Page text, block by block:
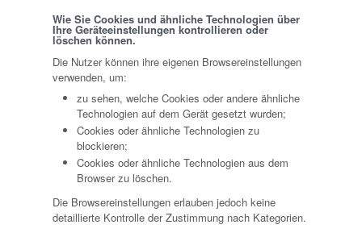
Wie Sie Cookies und ähnliche Technologien über
Ihre Geräteeinstellungen kontrollieren oder
löschen können.
Die Nutzer können ihre eigenen Browsereinstellungen
verwenden, um:
zu sehen, welche Cookies oder andere ähnliche
Technologien auf dem Gerät gesetzt wurden;
Cookies oder ähnliche Technologien zu
blockieren;
Cookies oder ähnliche Technologien aus dem
Browser zu löschen.
Die Browsereinstellungen erlauben jedoch keine
detaillierte Kontrolle der Zustimmung nach Kategorien.